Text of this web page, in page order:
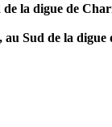
la digue de
au Sud de la digue